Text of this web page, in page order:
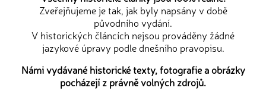
Zveřejňujeme je tak, jak byly napsány v době
původního vydání.
V historických článcích nejsou prováděny žádné
jazykové úpravy podle dnešního pravopisu.
Námi vydávané historické texty, fotografie a obrázky
pocházejí z právně volných zdrojů.